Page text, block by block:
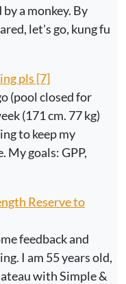
a monkey. By
let's go, kung fu
pls [7]
(pool closed for
(171 cm. 77 kg)
to keep my
goals: GPP,
Reserve to
feedback and
I am 55 years old,
with Simple &